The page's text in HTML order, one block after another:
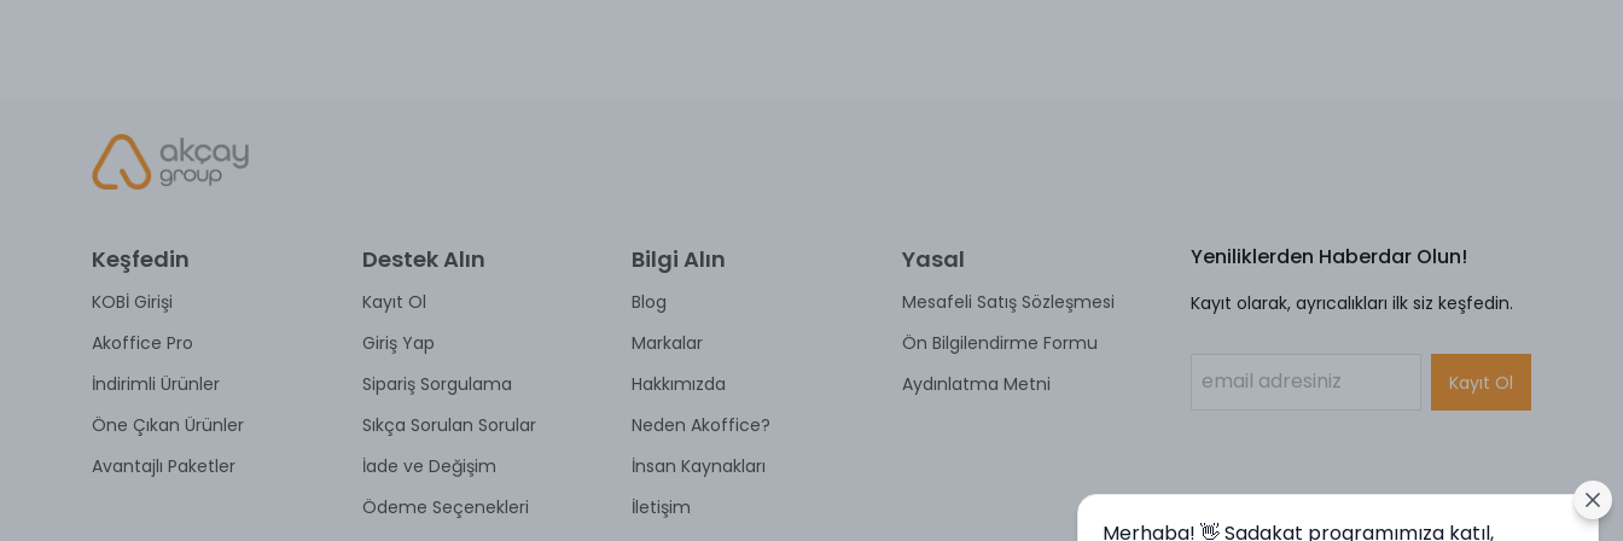
Keşfedin
KOBİ Girişi
Akoffice Pro
İndirimli Ürünler
Öne Çıkan Ürünler
Avantajlı Paketler
Destek Alın
Kayıt Ol
Giriş Yap
Sipariş Sorgulama
Sıkça Sorulan Sorular
İade ve Değişim
Ödeme Seçenekleri
Bilgi Alın
Blog
Markalar
Hakkımızda
Neden Akoffice?
İnsan Kaynakları
İletişim
Yasal
Mesafeli Satış Sözleşmesi
Ön Bilgilendirme Formu
Aydınlatma Metni
Yeniliklerden Haberdar Olun!
Kayıt olarak, ayrıcalıkları ilk siz keşfedin.
Kayıt Ol
Merhaba! 👋 Sadakat programımıza katıl,